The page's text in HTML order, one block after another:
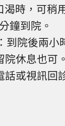
時，可稍
鐘到院。
到院後兩小
休息也可。
或視訊回